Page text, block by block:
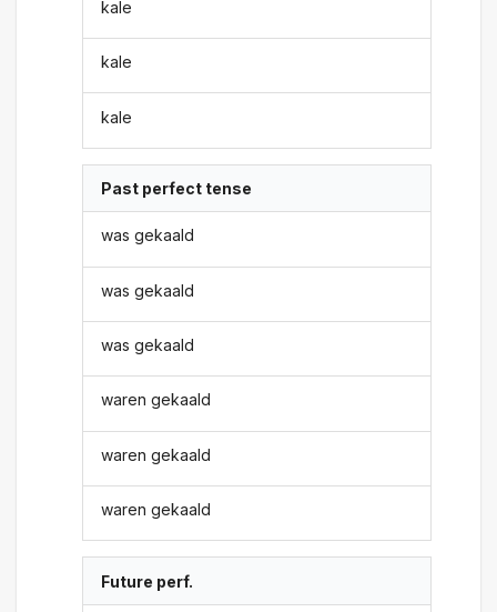
kale
kale
kale
Past perfect tense
was gekaald
was gekaald
was gekaald
waren gekaald
waren gekaald
waren gekaald
Future perf.